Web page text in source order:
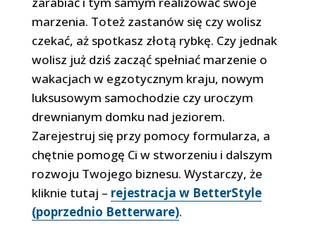
marzenia. Toteż zastanów się czy wolisz
czekać, aż spotkasz złotą rybkę. Czy jednak
wolisz już dziś zacząć spełniać marzenie o
wakacjach w egzotycznym kraju, nowym
luksusowym samochodzie czy uroczym
drewnianym domku nad jeziorem.
Zarejestruj się przy pomocy formularza, a
chętnie pomogę Ci w stworzeniu i dalszym
rozwoju Twojego biznesu. Wystarczy, że
kliknie tutaj – rejestracja w BetterStyle
(poprzednio Betterware).